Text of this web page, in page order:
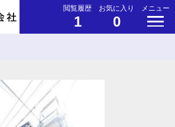
閲覧履歴
1
お気に入り
0
メニュー